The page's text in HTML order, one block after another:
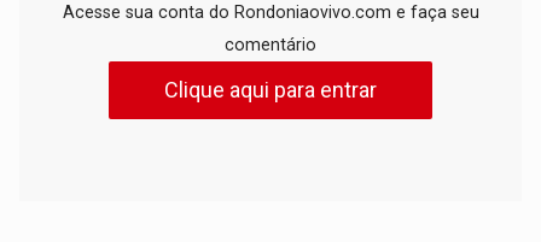
Acesse sua conta do Rondoniaovivo.com e faça seu
comentário
Clique aqui para entrar